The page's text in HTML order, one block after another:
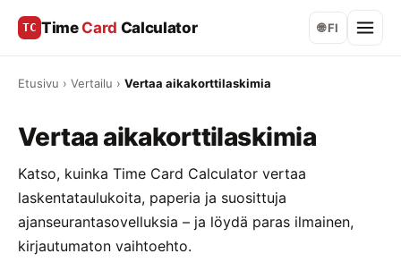
TC Time Card Calculator 🌐 FI
Etusivu › Vertailu › Vertaa aikakorttilaskimia
Vertaa aikakorttilaskimia
Katso, kuinka Time Card Calculator vertaa
laskentataulukoita, paperia ja suosittuja
ajanseurantasovelluksia – ja löydä paras ilmainen,
kirjautumaton vaihtoehto.